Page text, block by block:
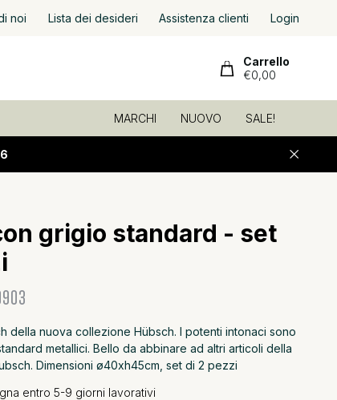
veloce ed economica!
noi Lista dei desideri Assistenza clienti Login
Carrello
€0,00
MARCHI NUOVO SALE!
grigio standard - set
della nuova collezione Hübsch. I potenti intonaci sono
metallici. Bello da abbinare ad altri articoli della
Dimensioni ø40xh45cm, set di 2 pezzi
entro 5-9 giorni lavorativi